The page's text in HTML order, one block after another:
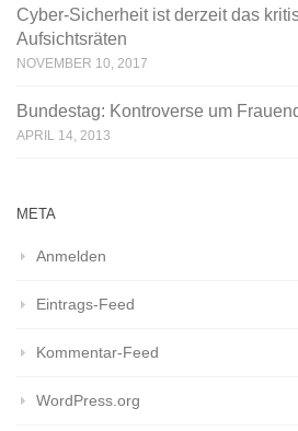
Cyber-Sicherheit ist derzeit das
Aufsichtsräten
NOVEMBER 10, 2017
Bundestag: Kontroverse um
APRIL 14, 2013
META
Anmelden
Eintrags-Feed
Kommentar-Feed
WordPress.org